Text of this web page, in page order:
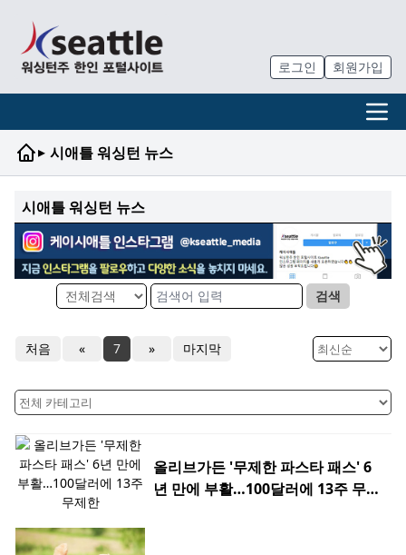
로그인 회원가입
▸ 시애틀 워싱턴 뉴스
시애틀 워싱턴 뉴스
검색
처음 « 7 » 마지막
올리브가든 '무제한 파스타 패스' 6
년 만에 부활…100달러에 13주 무제